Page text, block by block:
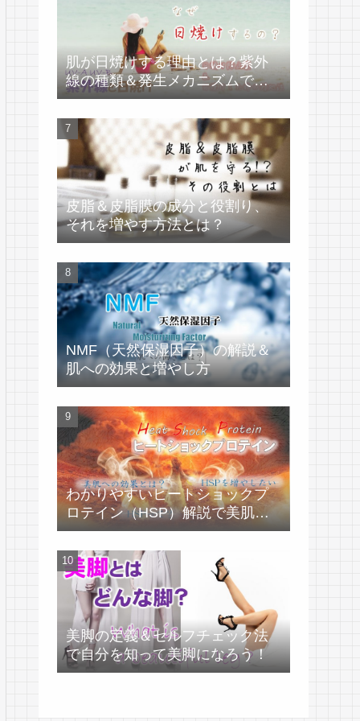
肌が日焼けする理由とは？紫外
線の種類＆発生メカニズムで学
ぶ
皮脂＆皮脂膜の成分と役割り、
それを増やす方法とは？
NMF（天然保湿因子）の解説＆
肌への効果と増やし方
わかりやすいヒートショックプ
ロテイン（HSP）解説で美肌づ
くり！
美脚の定義＆セルフチェック法
で自分を知って美脚になろう！